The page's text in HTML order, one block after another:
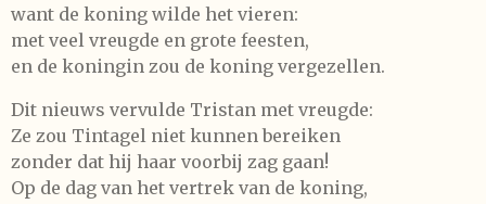
want de koning wilde het vieren:
met veel vreugde en grote feesten,
en de koningin zou de koning vergezellen.
Dit nieuws vervulde Tristan met vreugde:
Ze zou Tintagel niet kunnen bereiken
zonder dat hij haar voorbij zag gaan!
Op de dag van het vertrek van de koning,